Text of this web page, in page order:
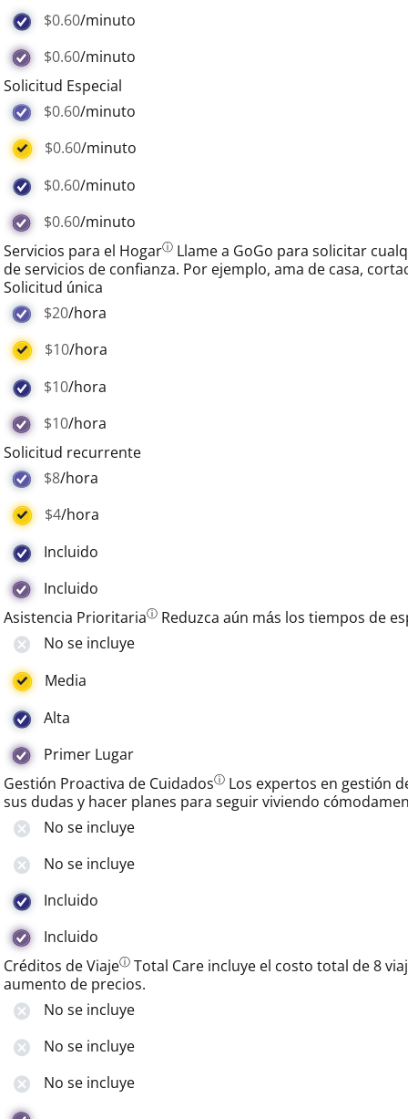
$0.60/minuto
$0.60/minuto
Solicitud Especial
$0.60/minuto
$0.60/minuto
$0.60/minuto
$0.60/minuto
Servicios para el Hogarⓘ Llame a GoGo para solicitar
de servicios de confianza. Por ejemplo, ama de casa,
Solicitud única
$20/hora
$10/hora
$10/hora
$10/hora
Solicitud recurrente
$8/hora
$4/hora
Incluido
Incluido
Asistencia Prioritariaⓘ Reduzca aún más los tiempos de
No se incluye
Media
Alta
Primer Lugar
Gestión Proactiva de Cuidadosⓘ Los expertos en gestión
sus dudas y hacer planes para seguir viviendo
No se incluye
No se incluye
Incluido
Incluido
Créditos de Viajeⓘ Total Care incluye el costo total de 8
aumento de precios.
No se incluye
No se incluye
No se incluye